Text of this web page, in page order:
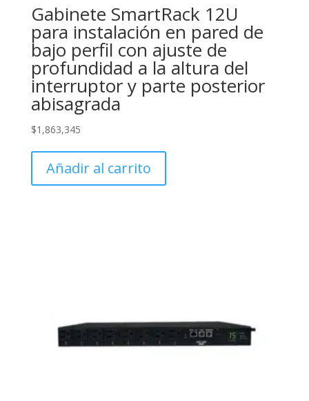
Gabinete SmartRack 12U
para instalación en pared de
bajo perfil con ajuste de
profundidad a la altura del
interruptor y parte posterior
abisagrada
$1,863,345
Añadir al carrito